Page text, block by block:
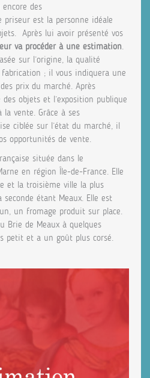
des
priseur est la personne idéale
Après lui avoir présenté vos
va procéder à une estimation.
sur l’origine, la qualité
; il vous indiquera une
prix du marché. Après
objets et l’exposition publique
la vente. Grâce à ses
ciblée sur l’état du marché, il
opportunités de vente.
située dans le
en région Île-de-France. Elle
et la troisième ville la plus
étant Meaux. Elle est
un fromage produit sur place.
Brie de Meaux à quelques
petit et a un goût plus corsé.